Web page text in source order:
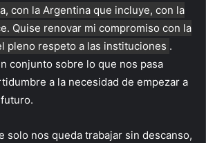
con la Argentina que incluye, con la
Quise renovar mi compromiso con la
pleno respeto a las instituciones .
conjunto sobre lo que nos pasa
a la necesidad de empezar a
solo nos queda trabajar sin descanso,